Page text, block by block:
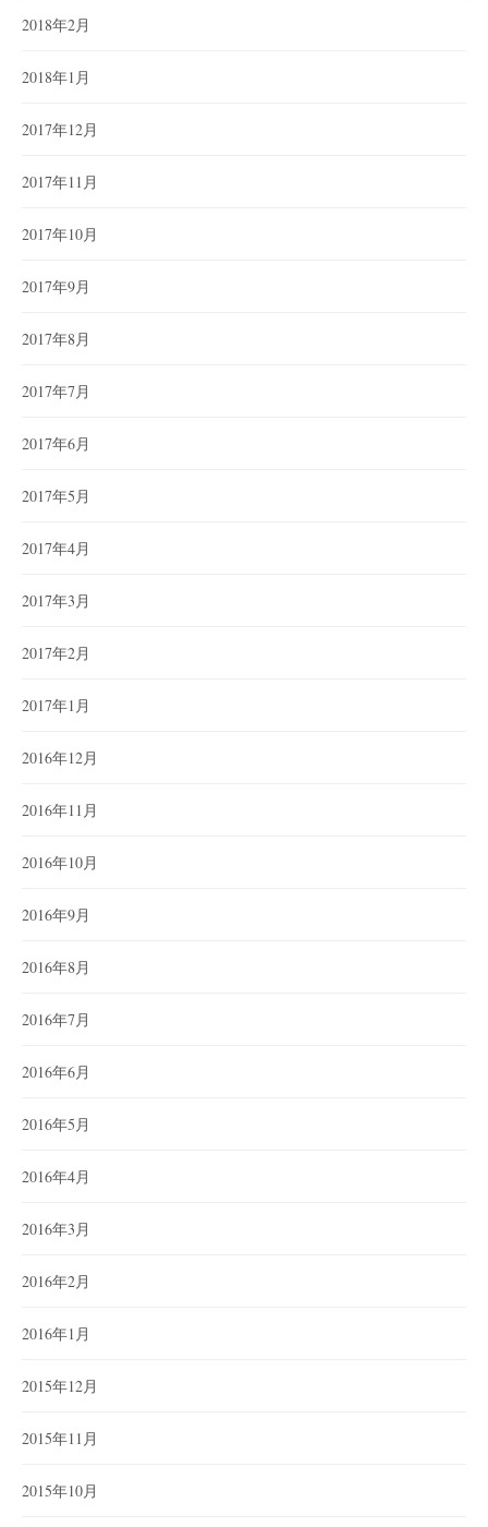
2018年2月
2018年1月
2017年12月
2017年11月
2017年10月
2017年9月
2017年8月
2017年7月
2017年6月
2017年5月
2017年4月
2017年3月
2017年2月
2017年1月
2016年12月
2016年11月
2016年10月
2016年9月
2016年8月
2016年7月
2016年6月
2016年5月
2016年4月
2016年3月
2016年2月
2016年1月
2015年12月
2015年11月
2015年10月